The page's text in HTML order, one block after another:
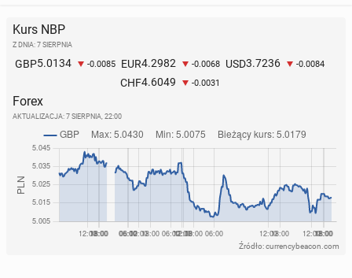
Kurs NBP
Z DNIA: 7 SIERPNIA
GBP5.0134 -0.0085 EUR4.2982 -0.0068 USD3.7236 -0.0084
CHF4.6049 -0.0031
Forex
AKTUALIZACJA: 7 SIERPNIA, 22:00
Źródło: currencybeacon.com